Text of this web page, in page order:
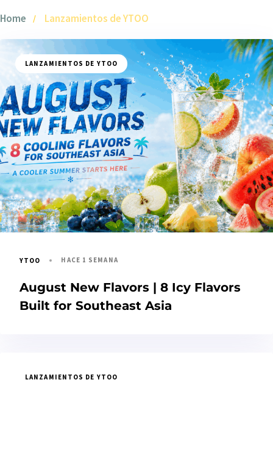
Home Lanzamientos de YTOO
LANZAMIENTOS DE YTOO
YTOO HACE 1 SEMANA
August New Flavors | 8 Icy Flavors
Built for Southeast Asia
LANZAMIENTOS DE YTOO